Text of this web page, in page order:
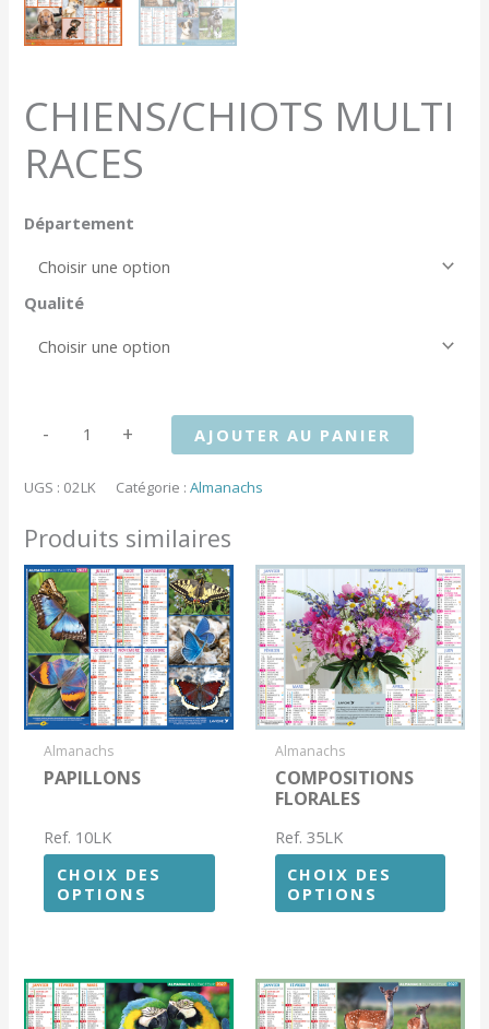
CHIENS/CHIOTS MULTI
RACES
Département
Qualité
-
MULTI
RACES
+ AJOUTER AU PANIER
UGS : 02LK Catégorie :Almanachs
Produits similaires
Almanachs
PAPILLONS
Ref. 10LK
CHOIX DES
OPTIONS
Almanachs
COMPOSITIONS
FLORALES
Ref. 35LK
CHOIX DES
OPTIONS